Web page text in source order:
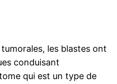
les blastes ont
conduisant
qui est un type de